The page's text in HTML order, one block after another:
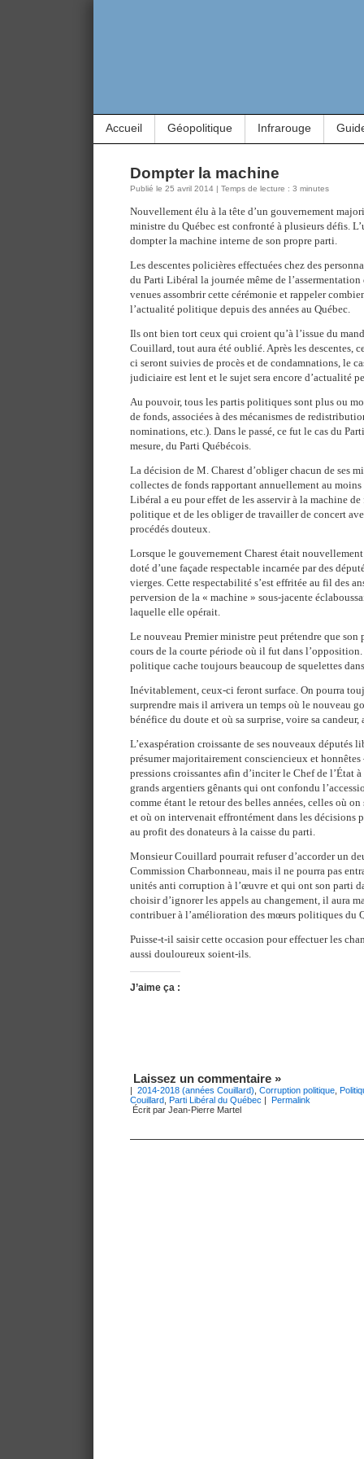
Accueil Géopolitique Infrarouge
Dompter la machine
Publié le 25 avril 2014 | Temps de lecture : 3 minutes
Nouvellement élu à la tête d’un gouvernement
ministre du Québec est confronté à plusieurs défis.
dompter la machine interne de son propre parti.
Les descentes policières effectuées chez des
du Parti Libéral la journée même de
venues assombrir cette cérémonie et rappeler
l’actualité politique depuis des années au Québec.
Ils ont bien tort ceux qui croient qu’à l’issue du
Couillard, tout aura été oublié. Après les descentes,
ci seront suivies de procès et de condamnations, le
judiciaire est lent et le sujet sera encore d’actualité
Au pouvoir, tous les partis politiques sont plus ou
de fonds, associées à des mécanismes de
nominations, etc.). Dans le passé, ce fut le cas du
mesure, du Parti Québécois.
La décision de M. Charest d’obliger chacun de ses
collectes de fonds rapportant annuellement au
Libéral a eu pour effet de les asservir à la machine
politique et de les obliger de travailler de concert
procédés douteux.
Lorsque le gouvernement Charest était
doté d’une façade respectable incarnée par des
vierges. Cette respectabilité s’est effritée au fil des
perversion de la « machine » sous-jacente
laquelle elle opérait.
Le nouveau Premier ministre peut prétendre que son
cours de la courte période où il fut dans
politique cache toujours beaucoup de squelettes
Inévitablement, ceux-ci feront surface. On pourra
surprendre mais il arrivera un temps où le nouveau
bénéfice du doute et où sa surprise, voire sa candeur,
L’exaspération croissante de ses nouveaux députés
présumer majoritairement consciencieux et
pressions croissantes afin d’inciter le Chef de l’État
grands argentiers gênants qui ont confondu
comme étant le retour des belles années, celles où
et où on intervenait effrontément dans les décisions
au profit des donateurs à la caisse du parti.
Monsieur Couillard pourrait refuser d’accorder un
Commission Charbonneau, mais il ne pourra pas
unités anti corruption à l’œuvre et qui ont son parti
choisir d’ignorer les appels au changement, il aura
contribuer à l’amélioration des mœurs politiques du
Puisse-t-il saisir cette occasion pour effectuer les
aussi douloureux soient-ils.
J’aime ça :
Laissez un commentaire »
| 2014-2018 (années Couillard) Corruption politique
Couillard Parti Libéral du Québec | Permalink
Écrit par Jean-Pierre Martel